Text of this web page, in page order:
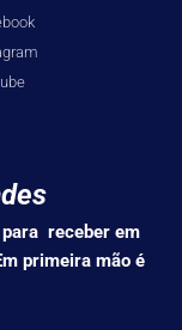
receber em
primeira mão é